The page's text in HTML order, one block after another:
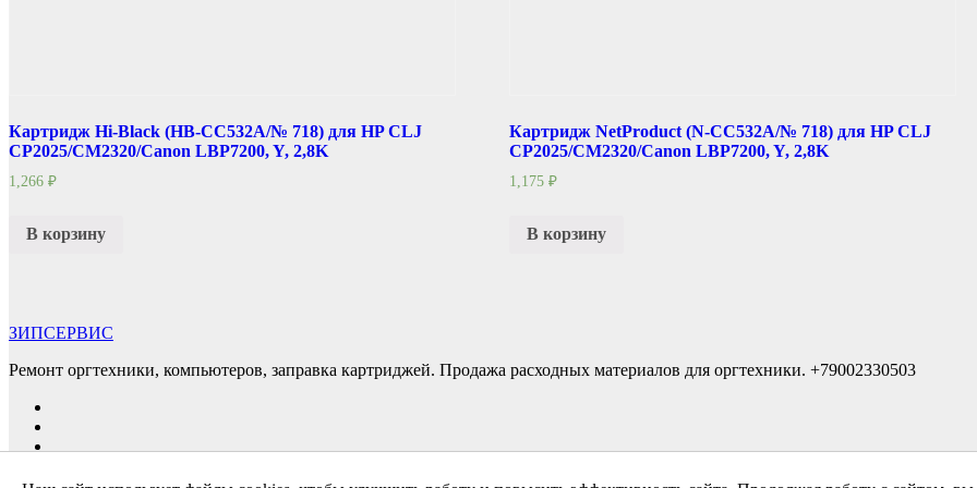
Картридж Hi-Black (HB-CC532A/№ 718) для HP CLJ
CP2025/CM2320/Canon LBP7200, Y, 2,8K
1,266 ₽
В корзину
Картридж NetProduct (N-CC532A/№ 718) для HP CLJ
CP2025/CM2320/Canon LBP7200, Y, 2,8K
1,175 ₽
В корзину
ЗИПСЕРВИС
Ремонт оргтехники, компьютеров, заправка картриджей. Продажа расходных материалов для оргтехники. +79002330503
Сайт работает на WordPress|Тема: Newsup, авторThemeansar